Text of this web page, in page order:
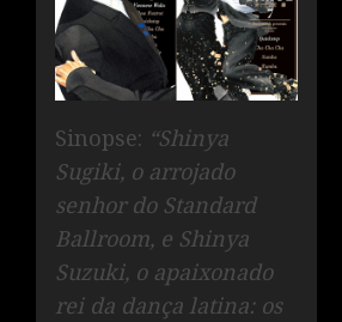
Sinopse: “Shinya
Sugiki, o arrojado
senhor do Standard
Ballroom, e Shinya
Suzuki, o apaixonado
rei da dança latina: os